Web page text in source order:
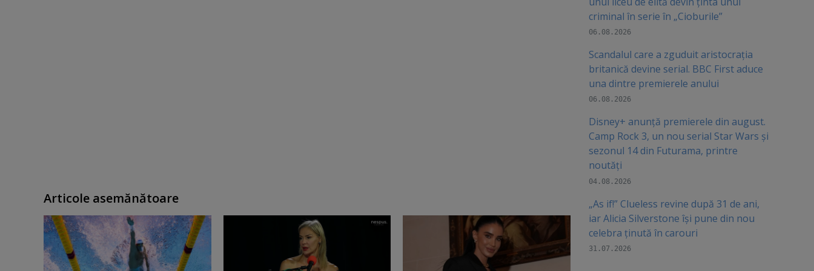
Articole asemănătoare
criminal în serie în „Cioburile”
06.08.2026
Scandalul care a zguduit aristocrația
britanică devine serial. BBC First aduce
una dintre premierele anului
06.08.2026
Disney+ anunță premierele din august.
Camp Rock 3, un nou serial Star Wars și
sezonul 14 din Futurama, printre
noutăți
04.08.2026
„As if!” Clueless revine după 31 de ani,
iar Alicia Silverstone își pune din nou
celebra ținută în carouri
31.07.2026